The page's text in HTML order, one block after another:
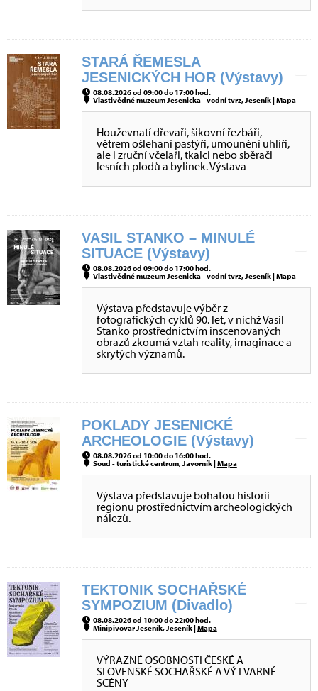
STARÁ ŘEMESLA
JESENICKÝCH HOR (Výstavy)
08.08.2026 od 09:00 do 17:00 hod.
Vlastivědné muzeum Jesenicka - vodní tvrz, Jeseník |Mapa
Houževnatí dřevaři, šikovní řezbáři,
větrem ošlehaní pastýři, umounění uhlíři,
ale i zruční včelaři, tkalci nebo sběrači
lesních plodů a bylinek. Výstava
VASIL STANKO – MINULÉ
SITUACE (Výstavy)
08.08.2026 od 09:00 do 17:00 hod.
Vlastivědné muzeum Jesenicka - vodní tvrz, Jeseník |Mapa
Výstava představuje výběr z
fotografických cyklů 90. let, v nichž Vasil
Stanko prostřednictvím inscenovaných
obrazů zkoumá vztah reality, imaginace a
skrytých významů.
POKLADY JESENICKÉ
ARCHEOLOGIE (Výstavy)
08.08.2026 od 10:00 do 16:00 hod.
Soud - turistické centrum, Javorník |Mapa
Výstava představuje bohatou historii
regionu prostřednictvím archeologických
nálezů.
TEKTONIK SOCHAŘSKÉ
SYMPOZIUM (Divadlo)
08.08.2026 od 10:00 do 22:00 hod.
Minipivovar Jeseník, Jeseník |Mapa
VÝRAZNÉ OSOBNOSTI ČESKÉ A
SLOVENSKÉ SOCHAŘSKÉ A VÝTVARNÉ
SCÉNY